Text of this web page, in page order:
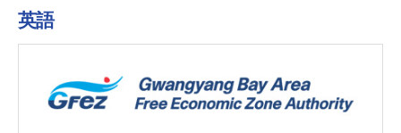
英語